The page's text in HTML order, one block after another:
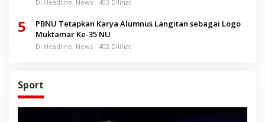
Di Headline, News 403 Dilihat
5
PBNU Tetapkan Karya Alumnus Langitan sebagai Logo
Muktamar Ke-35 NU
Di Headline, News 402 Dilihat
Sport